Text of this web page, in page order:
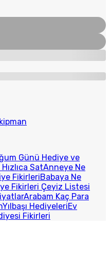
Günü Hediye ve
SatAnneye Ne
FikirleriBabaya Ne
Fikirleri Çeyiz Listesi
Arabam Kaç Para
Yılbaşı HediyeleriEv
Fikirleri